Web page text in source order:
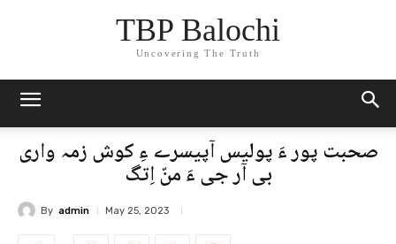
TBP Balochi
Uncovering The Truth
صحبت پور ءَ پولیس آپیسرے ءِ کوش زمہ واری
بی آر جی ءَ منّ اِتگ
By admin May 25, 2023